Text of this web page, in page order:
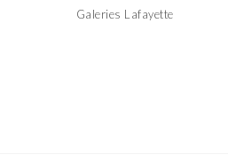
Galeries Lafayette